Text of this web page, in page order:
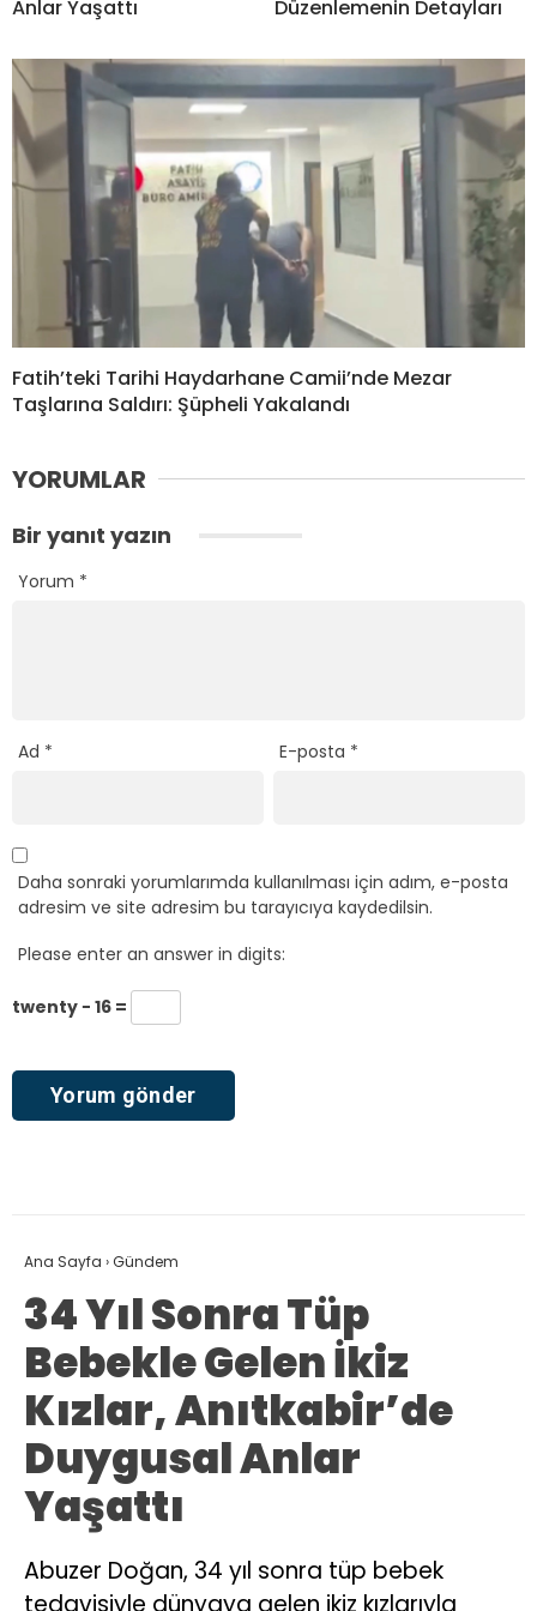
Anlar Yaşattı Düzenlemenin Detayları
Fatih’teki Tarihi Haydarhane Camii’nde Mezar
Taşlarına Saldırı: Şüpheli Yakalandı
YORUMLAR
Bir yanıt yazın
Yorum *
Ad * E-posta *
Daha sonraki yorumlarımda kullanılması için adım, e-posta
adresim ve site adresim bu tarayıcıya kaydedilsin.
Please enter an answer in digits:
twenty − 16 =
Ana Sayfa ›Gündem
34 Yıl Sonra Tüp
Bebekle Gelen İkiz
Kızlar, Anıtkabir’de
Duygusal Anlar
Yaşattı
Abuzer Doğan, 34 yıl sonra tüp bebek
tedavisiyle dünyaya gelen ikiz kızlarıyla